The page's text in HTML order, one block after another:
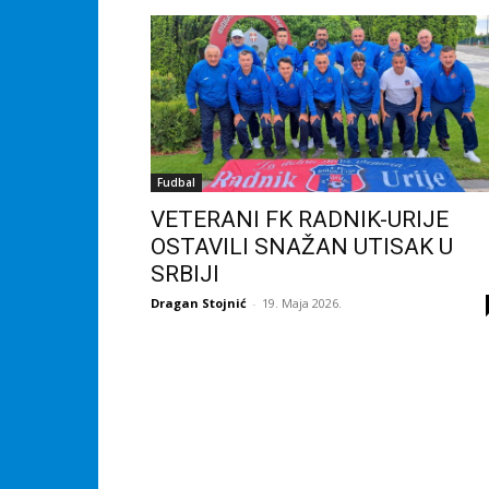
Fudbal
VETERANI FK RADNIK-URIJE
OSTAVILI SNAŽAN UTISAK U
SRBIJI
Dragan Stojnić - 19. Maja 2026.